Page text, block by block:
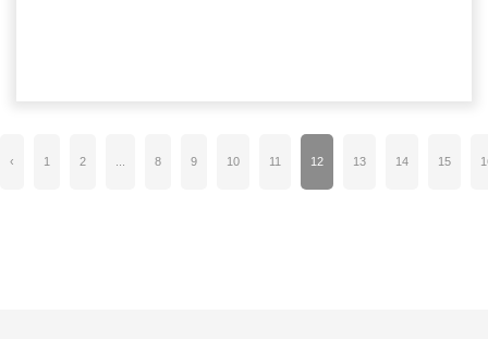
‹ 1 2 8 9 10 11 12 13 14 15